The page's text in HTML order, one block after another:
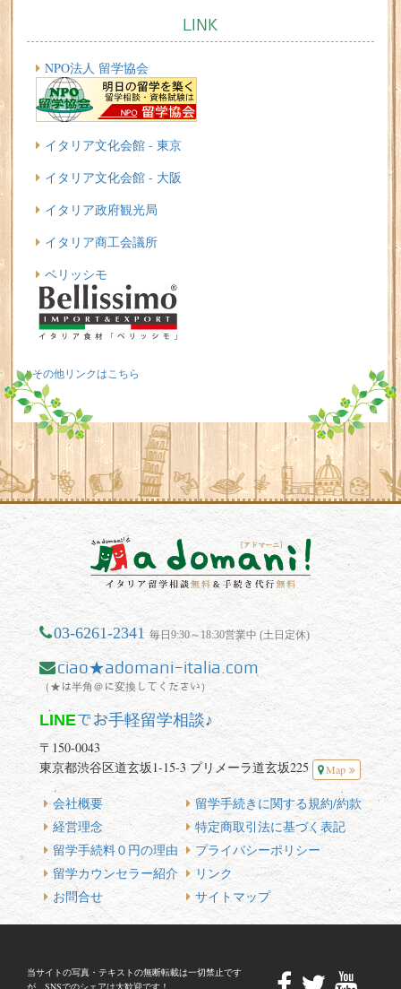
LINK
NPO法人 留学協会
イタリア文化会館 - 東京
イタリア文化会館 - 大阪
イタリア政府観光局
イタリア商工会議所
ベリッシモ
その他リンクはこちら
03-6261-2341 毎日9:30～18:30営業中 (土日定休)
ciao★adomani-italia.com
（★は半角＠に変換してください）
LINEでお手軽留学相談♪
〒150-0043
東京都渋谷区道玄坂1-15-3 プリメーラ道玄坂225
Map
会社概要
経営理念
留学手続料０円の理由
留学カウンセラー紹介
お問合せ
留学手続きに関する規約/約款
特定商取引法に基づく表記
プライバシーポリシー
リンク
サイトマップ
当サイトの写真・テキストの無断転載は一切禁止です
が、SNSでのシェアは大歓迎です！